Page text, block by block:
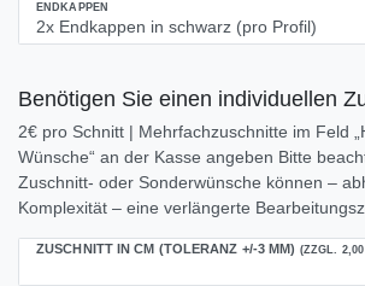
ENDKAPPEN
Benötigen Sie einen individuellen
2€ pro Schnitt | Mehrfachzuschnitte im Feld
Wünsche“ an der Kasse angeben Bitte
Zuschnitt- oder Sonderwünsche können –
Komplexität – eine verlängerte
ZUSCHNITT IN CM (TOLERANZ +/-3 MM) (ZZGL.